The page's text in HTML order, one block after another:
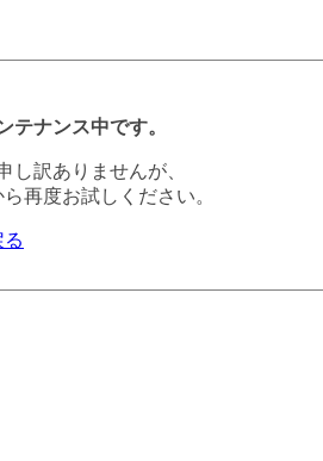
テナンス中です。
し訳ありませんが、
再度お試しください。
る